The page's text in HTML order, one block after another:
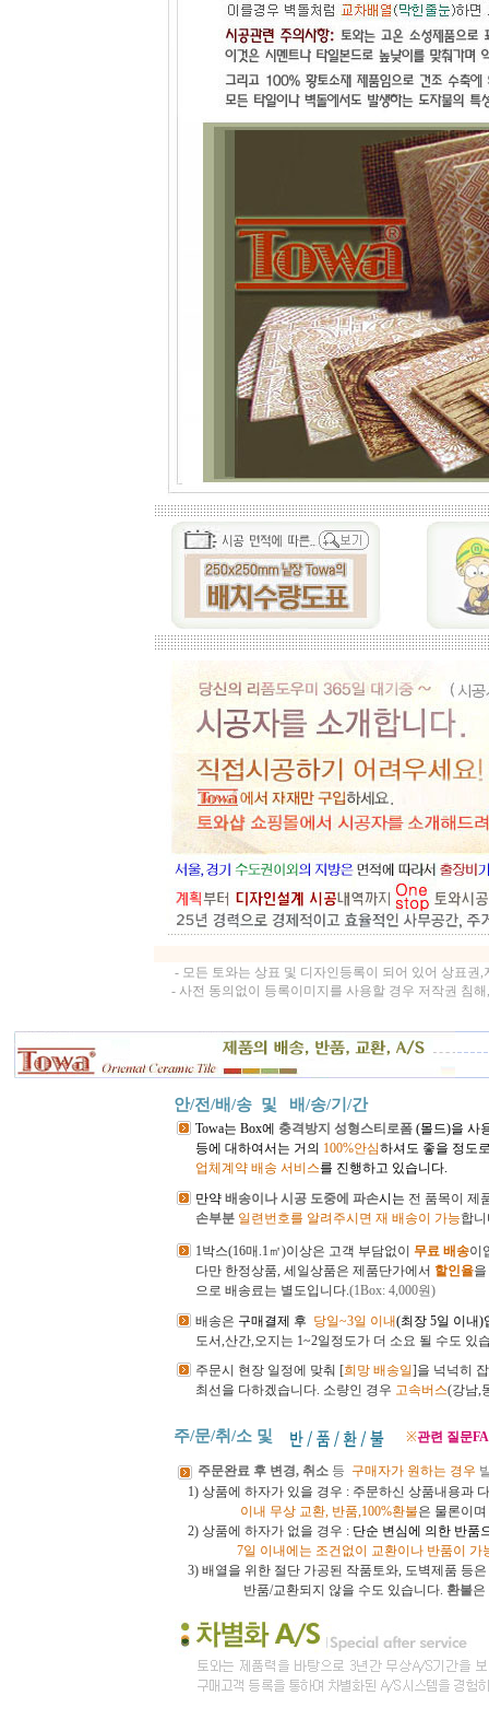
- 모든 토와는 상표 및 디자인등록이 되어 있어 상표
- 사전 동의없이 등록이미지를 사용할 경우 저작권 침
안/전/배/송 및 배/송/기/간
Towa는 Box에 충격방지 성형스티로폼 (몰드)을 사
등에 대하여서는 거의 100%안심하셔도 좋을 정도
업체계약 배송 서비스를 진행하고 있습니다.
만약 배송이나 시공 도중에 파손시는 전 품목이 제
손부분 일련번호를 알려주시면 재 배송이 가능합
1박스(16매.1㎡)이상은 고객 부담없이 무료 배송이
다만 한정상품, 세일상품은 제품단가에서 할인율을
으로 배송료는 별도입니다.(1Box: 4,000원)
배송은 구매결제 후 당일~3일 이내(최장 5일 이내)
도서,산간,오지는 1~2일정도가 더 소요 될 수도 있
주문시 현장 일정에 맞춰 [희망 배송일]을 넉넉히
최선을 다하겠습니다. 소량인 경우 고속버스(강남,
주/문/취/소 및 ※관련 질문
주문완료 후 변경, 취소등 구매자가 원하는 경우
1) 상품에 하자가 있을 경우 : 주문하신 상품내용과
이내 무상 교환, 반품,100%환불은 물론이며
2) 상품에 하자가 없을 경우 : 단순 변심에 의한 반품
7일 이내에는 조건없이 교환이나 반품이 가
3) 배열을 위한 절단 가공된 작품토와, 도벽제품 등
반품/교환되지 않을 수도 있습니다. 환불은